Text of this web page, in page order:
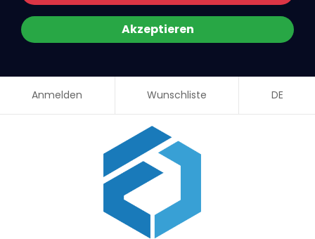
Akzeptieren
Anmelden Wunschliste DE